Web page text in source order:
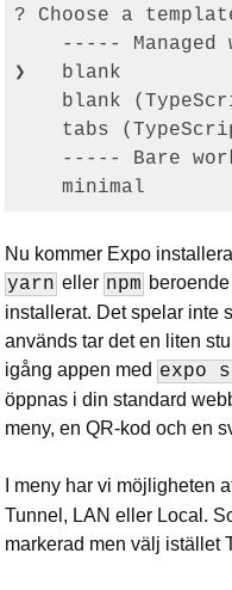
? Choose a
----- Managed
❯   blank
blank
tabs
----- Bare
Nu kommer Expo
yarn eller npm
installerat. Det spelar inte
används tar det en liten
igång appen med expo
öppnas i din standard
meny, en QR-kod och en
I meny har vi möjligheten
Tunnel, LAN eller Local.
markerad men välj istället